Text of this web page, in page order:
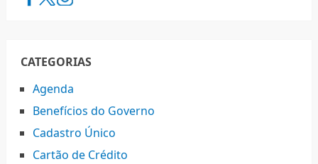
CATEGORIAS
Agenda
Benefícios do Governo
Cadastro Único
Cartão de Crédito